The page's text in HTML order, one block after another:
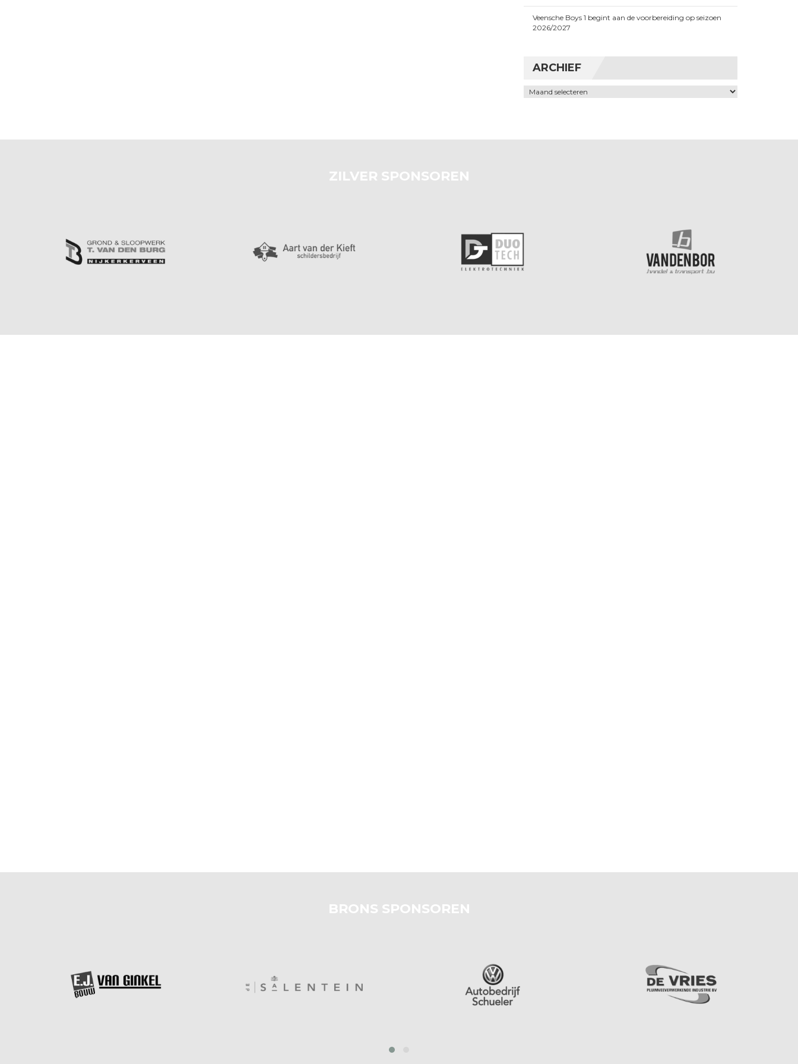
Veensche Boys 1 begint aan de voorbereiding op seizoen
2026/2027
ARCHIEF
Archief
ZILVER SPONSOREN
BRONS SPONSOREN
prev